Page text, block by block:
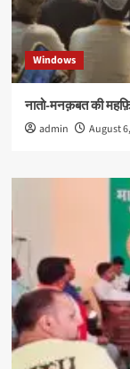
Windows
नातो-मनक़बत की
admin August